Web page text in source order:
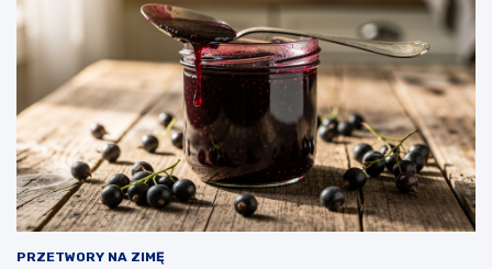
PRZETWORY NA ZIMĘ